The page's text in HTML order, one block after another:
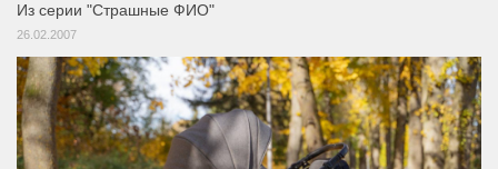
Из серии "Страшные ФИО"
26.02.2007